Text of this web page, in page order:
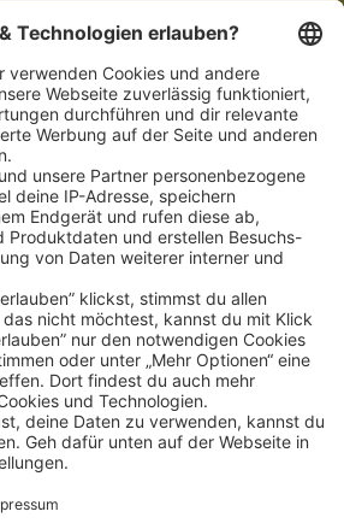
zzgl. Versandkosten und ggf.
nicht anders angegeben.